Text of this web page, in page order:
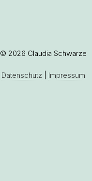
© 2026 Claudia Schwarze
Datenschutz Impressum